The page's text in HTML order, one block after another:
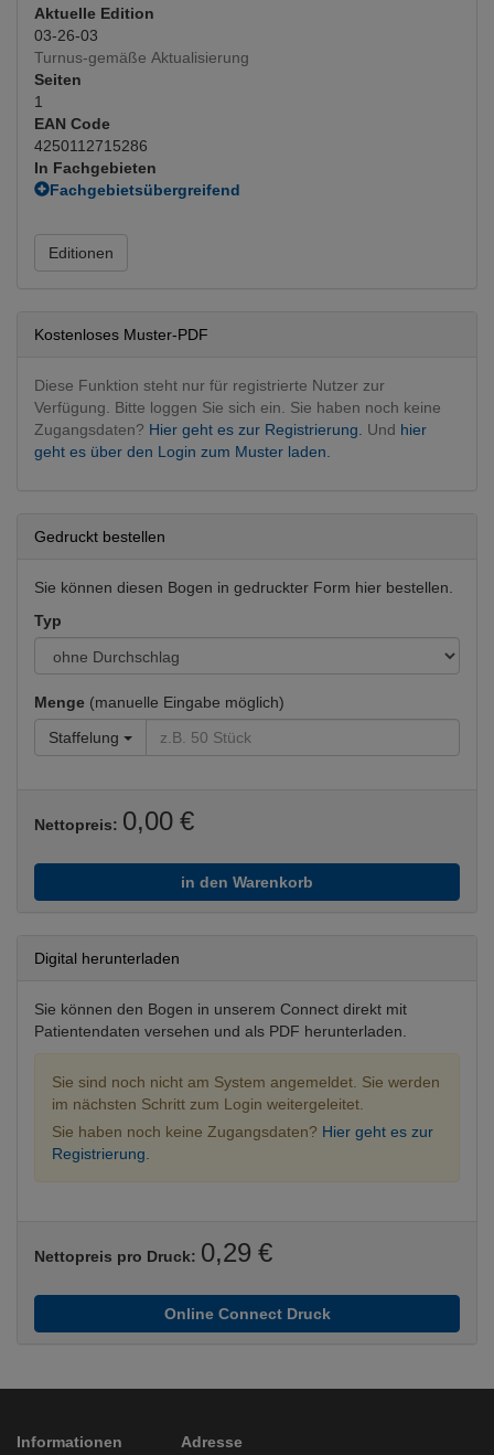
Aktuelle Edition
03-26-03
Turnus-gemäße Aktualisierung
Seiten
1
EAN Code
4250112715286
In Fachgebieten
Fachgebietsübergreifend
Radiologie
Nuklearmedizin
Editionen
Kostenloses Muster-PDF
Diese Funktion steht nur für registrierte Nutzer zur
Verfügung. Bitte loggen Sie sich ein. Sie haben noch keine
Zugangsdaten? Hier geht es zur Registrierung. Und hier
geht es über den Login zum Muster laden.
Gedruckt bestellen
Sie können diesen Bogen in gedruckter Form hier bestellen.
Typ
Menge (manuelle Eingabe möglich)
Staffelung
Nettopreis: 0,00 €
in den Warenkorb
Digital herunterladen
Sie können den Bogen in unserem Connect direkt mit
Patientendaten versehen und als PDF herunterladen.
Sie sind noch nicht am System angemeldet. Sie werden
im nächsten Schritt zum Login weitergeleitet.
Sie haben noch keine Zugangsdaten? Hier geht es zur
Registrierung.
Nettopreis pro Druck: 0,29 €
Online Connect Druck
Informationen Adresse